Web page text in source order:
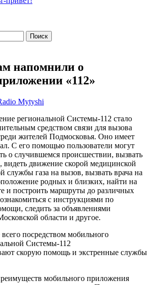
напомнили о
«112»
Mytyshi
региональной Системы-112 стало
средством связи для вызова
жителей Подмосковья. Оно имеет
С его помощью пользователи могут
о случившемся происшествии, вызвать
видеть движение скорой медицинской
газа на вызов, вызвать врача на
родных и близких, найти на
и построить маршруты до различных
с инструкциями по
следить за объявлениями
области и другое.
посредством мобильного
Системы-112
скорую помощь и экстренные службы
мобильного приложения